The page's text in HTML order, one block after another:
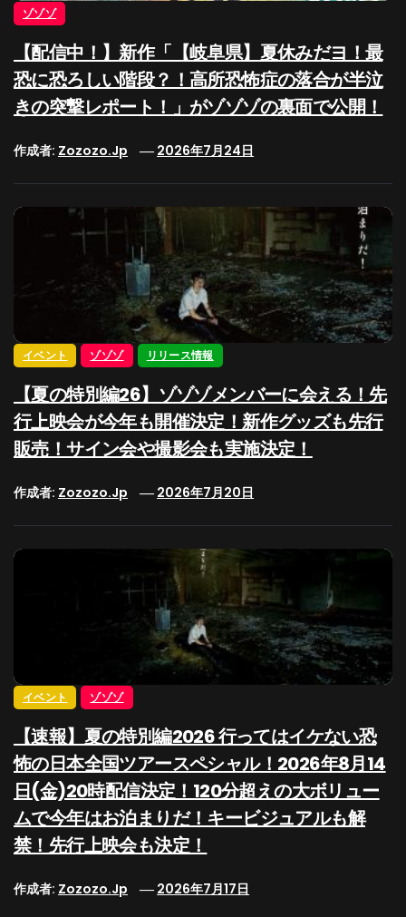
ゾゾゾ
【配信中！】新作「【岐阜県】夏休みだヨ！最
恐に恐ろしい階段？！高所恐怖症の落合が半泣
きの突撃レポート！」がゾゾゾの裏面で公開！
作成者: Zozozo.jp 2026年7月24日
イベント ゾゾゾ リリース情報
【夏の特別編26】ゾゾゾメンバーに会える！先
行上映会が今年も開催決定！新作グッズも先行
販売！サイン会や撮影会も実施決定！
作成者: Zozozo.jp 2026年7月20日
イベント ゾゾゾ
【速報】夏の特別編2026 行ってはイケない恐
怖の日本全国ツアースペシャル！2026年8月14
日(金)20時配信決定！120分超えの大ボリュー
ムで今年はお泊まりだ！キービジュアルも解
禁！先行上映会も決定！
作成者: Zozozo.jp 2026年7月17日